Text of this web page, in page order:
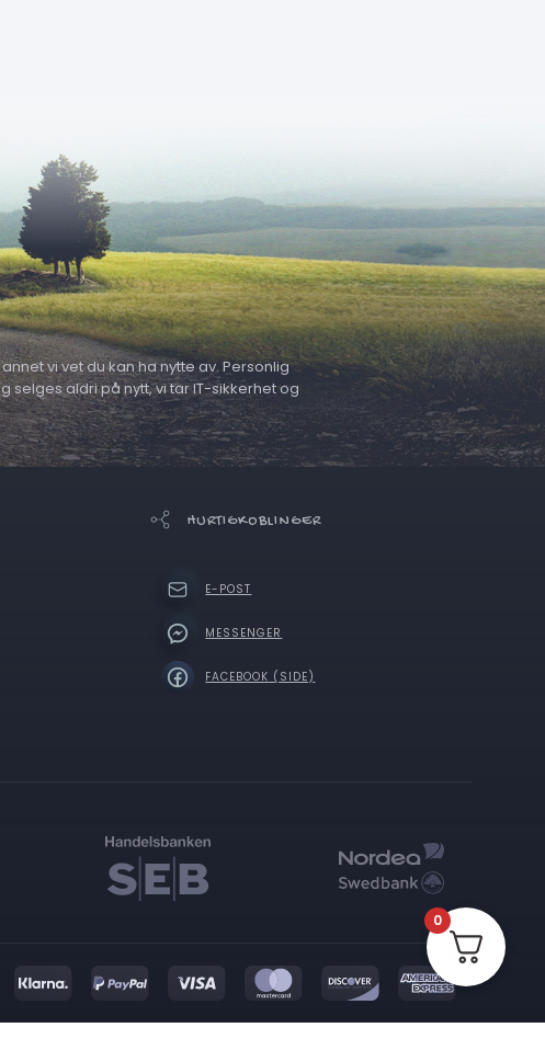
vi vet du kan ha nytte av. Personlig
aldri på nytt, vi tar IT-sikkerhet og
HURTIGKOBLINGER
E-POST
MESSENGER
FACEBOOK (SIDE)
0